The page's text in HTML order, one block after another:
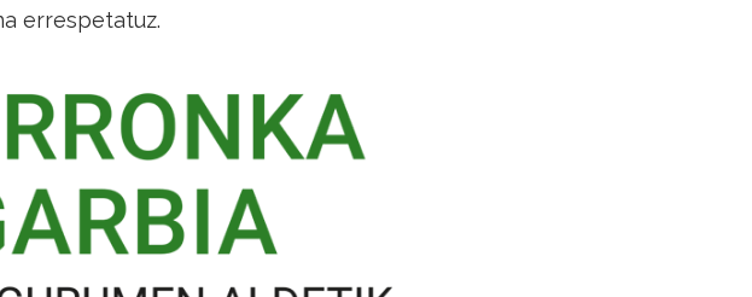
errespetatuz.